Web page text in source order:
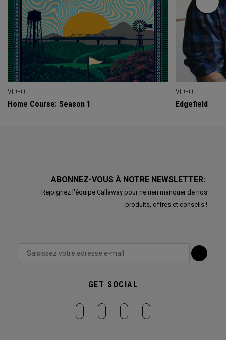
VIDEO
Home Course: Season 1
VIDEO
Edgefield
ABONNEZ-VOUS À NOTRE NEWSLETTER:
Rejoignez l'équipe Callaway pour ne rien manquer de nos
produits, offres et conseils !
GET SOCIAL